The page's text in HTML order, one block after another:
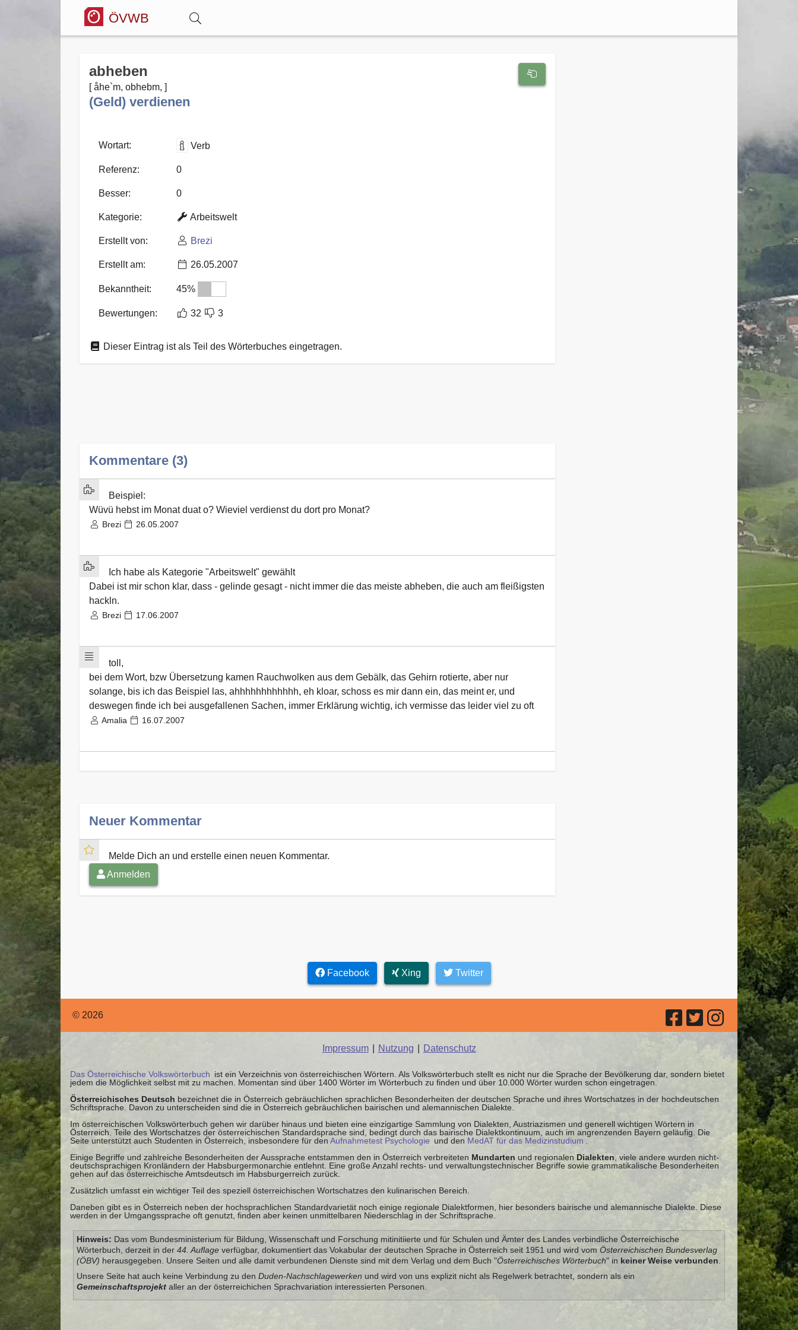
ÖVWB
Wörterbuch
Blog
abheben
[ åhe`m, obhebm, ]
(Geld) verdienen
Wortart: Verb
Referenz: 0
Besser: 0
Kategorie: Arbeitswelt
Erstellt von: Brezi
Erstellt am: 26.05.2007
Bekanntheit: 45%
Bewertungen: 32 3
Dieser Eintrag ist als Teil des Wörterbuches eingetragen.
Kommentare (3)
Beispiel:
Wüvü hebst im Monat duat o? Wieviel verdienst du dort pro Monat?
Brezi 26.05.2007
Ich habe als Kategorie "Arbeitswelt" gewählt
Dabei ist mir schon klar, dass - gelinde gesagt - nicht immer die das meiste abheben, die auch am fleißigsten
hackln.
Brezi 17.06.2007
toll,
bei dem Wort, bzw Übersetzung kamen Rauchwolken aus dem Gebälk, das Gehirn rotierte, aber nur
solange, bis ich das Beispiel las, ahhhhhhhhhhhh, eh kloar, schoss es mir dann ein, das meint er, und
deswegen finde ich bei ausgefallenen Sachen, immer Erklärung wichtig, ich vermisse das leider viel zu oft
Amalia 16.07.2007
Neuer Kommentar
Melde Dich an und erstelle einen neuen Kommentar.
Anmelden
Facebook Xing Twitter
© 2026
Impressum Nutzung Datenschutz
Das Österreichische Volkswörterbuch ist ein Verzeichnis von österreichischen Wörtern. Als Volkswörterbuch stellt es nicht nur die Sprache der Bevölkerung dar, sondern bietet
jedem die Möglichkeit selbst mit zu machen. Momentan sind über 1400 Wörter im Wörterbuch zu finden und über 10.000 Wörter wurden schon eingetragen.
Österreichisches Deutsch bezeichnet die in Österreich gebräuchlichen sprachlichen Besonderheiten der deutschen Sprache und ihres Wortschatzes in der hochdeutschen
Schriftsprache. Davon zu unterscheiden sind die in Österreich gebräuchlichen bairischen und alemannischen Dialekte.
Im österreichischen Volkswörterbuch gehen wir darüber hinaus und bieten eine einzigartige Sammlung von Dialekten, Austriazismen und generell wichtigen Wörtern in
Österreich. Teile des Wortschatzes der österreichischen Standardsprache sind, bedingt durch das bairische Dialektkontinuum, auch im angrenzenden Bayern geläufig. Die
Seite unterstützt auch Studenten in Österreich, insbesondere für den Aufnahmetest Psychologie und den MedAT für das Medizinstudium .
Einige Begriffe und zahlreiche Besonderheiten der Aussprache entstammen den in Österreich verbreiteten Mundarten und regionalen Dialekten , viele andere wurden nicht-
deutschsprachigen Kronländern der Habsburgermonarchie entlehnt. Eine große Anzahl rechts- und verwaltungstechnischer Begriffe sowie grammatikalische Besonderheiten
gehen auf das österreichische Amtsdeutsch im Habsburgerreich zurück.
Zusätzlich umfasst ein wichtiger Teil des speziell österreichischen Wortschatzes den kulinarischen Bereich.
Daneben gibt es in Österreich neben der hochsprachlichen Standardvarietät noch einige regionale Dialektformen, hier besonders bairische und alemannische Dialekte. Diese
werden in der Umgangssprache oft genutzt, finden aber keinen unmittelbaren Niederschlag in der Schriftsprache.
Hinweis: Das vom Bundesministerium für Bildung, Wissenschaft und Forschung mitinitiierte und für Schulen und Ämter des Landes verbindliche Österreichische
Wörterbuch, derzeit in der 44. Auflageverfügbar, dokumentiert das Vokabular der deutschen Sprache in Österreich seit 1951 und wird vom Österreichischen Bundesverlag
(ÖBV) herausgegeben. Unsere Seiten und alle damit verbundenen Dienste sind mit dem Verlag und dem Buch "Österreichisches Wörterbuch" in keiner Weise verbunden
Unsere Seite hat auch keine Verbindung zu den Duden-Nachschlagewerken und wird von uns explizit nicht als Regelwerk betrachtet, sondern als ein
Gemeinschaftsprojektaller an der österreichichen Sprachvariation interessierten Personen.